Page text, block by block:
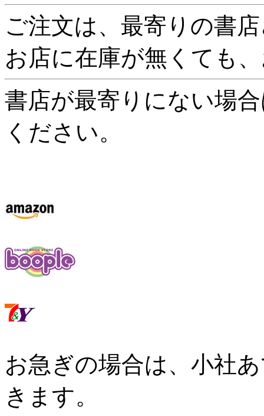
ご注文は、最寄りの書
お店に在庫が無くても
書店が最寄りにない場
ください。
お急ぎの場合は、小社
きます。